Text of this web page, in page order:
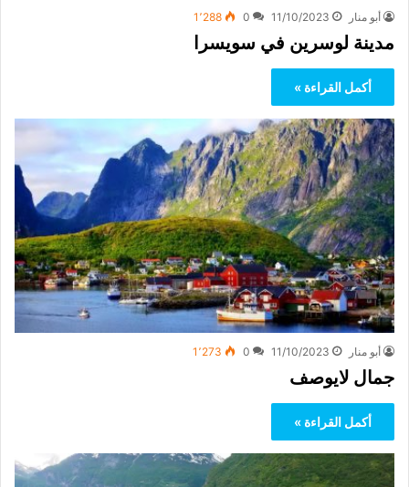
أبو منار 11/10/2023
0 1٬288
مدينة لوسرين في سويسرا
أكمل القراءة »
أبو منار 11/10/2023
0 1٬273
جمال لايوصف
أكمل القراءة »